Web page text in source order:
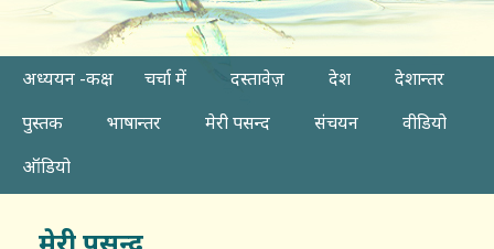
अध्ययन -कक्ष चर्चा में दस्तावेज़ देश
देशान्तर
पुस्तक
भाषान्तर मेरी पसन्द संचयन
वीडियो
ऑडियो